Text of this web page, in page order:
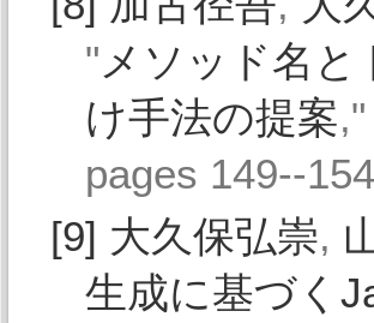
"メソッド名
け手法の提案
pages 149--
[9] 大久保弘崇,
生成に基づく